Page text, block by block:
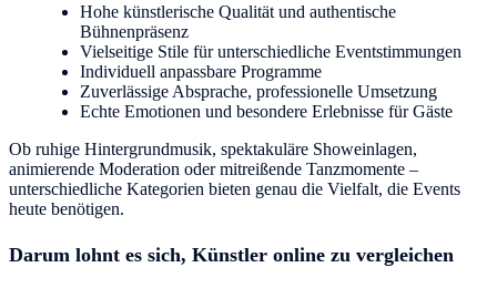
Hohe künstlerische Qualität und authentische
Bühnenpräsenz
Vielseitige Stile für unterschiedliche Eventstimmungen
Individuell anpassbare Programme
Zuverlässige Absprache, professionelle Umsetzung
Echte Emotionen und besondere Erlebnisse für Gäste
Ob ruhige Hintergrundmusik, spektakuläre Showeinlagen,
animierende Moderation oder mitreißende Tanzmomente –
unterschiedliche Kategorien bieten genau die Vielfalt, die Events
heute benötigen.
Darum lohnt es sich, Künstler online zu vergleichen